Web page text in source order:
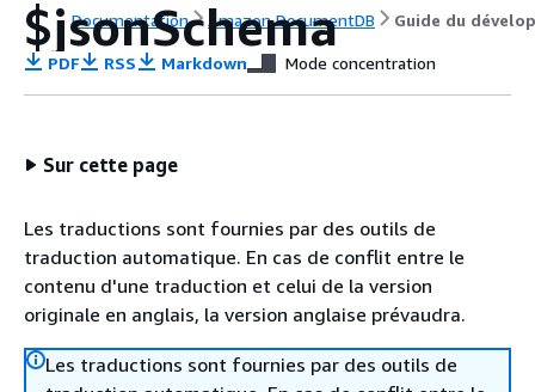
Documentation Amazon DocumentDB Guide du
$jsonSchema
PDF RSS Markdown Mode concentration
Sur cette page
Les traductions sont fournies par des outils de
traduction automatique. En cas de conflit entre le
contenu d'une traduction et celui de la version
originale en anglais, la version anglaise prévaudra.
Les traductions sont fournies par des outils de